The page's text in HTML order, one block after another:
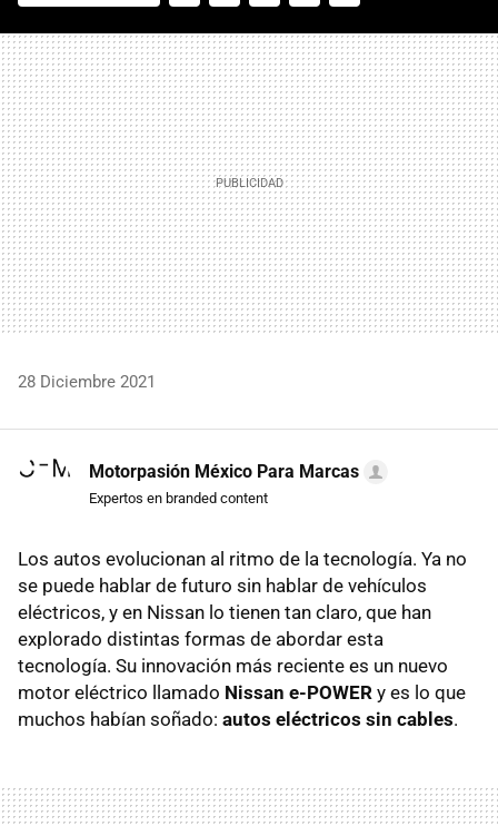
MAIL
28 Diciembre 2021
Motorpasión México Para Marcas
Expertos en branded content
Los autos evolucionan al ritmo de la tecnología. Ya no
se puede hablar de futuro sin hablar de vehículos
eléctricos, y en Nissan lo tienen tan claro, que han
explorado distintas formas de abordar esta
tecnología. Su innovación más reciente es un nuevo
motor eléctrico llamado Nissan e-POWER y es lo que
muchos habían soñado: autos eléctricos sin cables.